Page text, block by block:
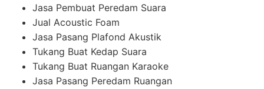
Jasa Pembuat Peredam Suara
Jual Acoustic Foam
Jasa Pasang Plafond Akustik
Tukang Buat Kedap Suara
Tukang Buat Ruangan Karaoke
Jasa Pasang Peredam Ruangan